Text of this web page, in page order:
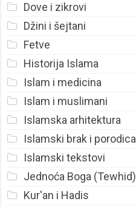
Dove i zikrovi
Džini i šejtani
Fetve
Historija Islama
Islam i medicina
Islam i muslimani
Islamska arhitektura
Islamski brak i porodica
Islamski tekstovi
Jednoća Boga (Tewhid)
Kur'an i Hadis